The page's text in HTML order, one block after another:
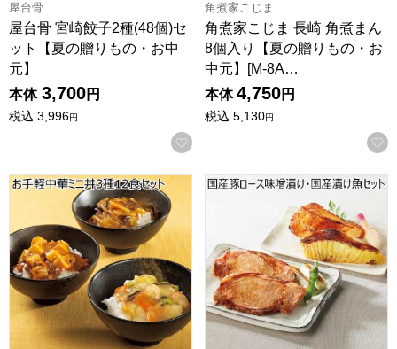
屋台骨
屋台骨 宮崎餃子2種(48個)セ
ット【夏の贈りもの・お中
元】
本体 3,700円
税込 3,996円
お気に入りに登録する
角煮家こじま
角煮家こじま 長崎 角煮まん
8個入り【夏の贈りもの・お
中元】[M-8A…
本体 4,750円
税込 5,130円
お手軽中華ミニ丼3種12食セット【夏の贈りもの・お中元】
国産豚ロース味噌漬け・国産